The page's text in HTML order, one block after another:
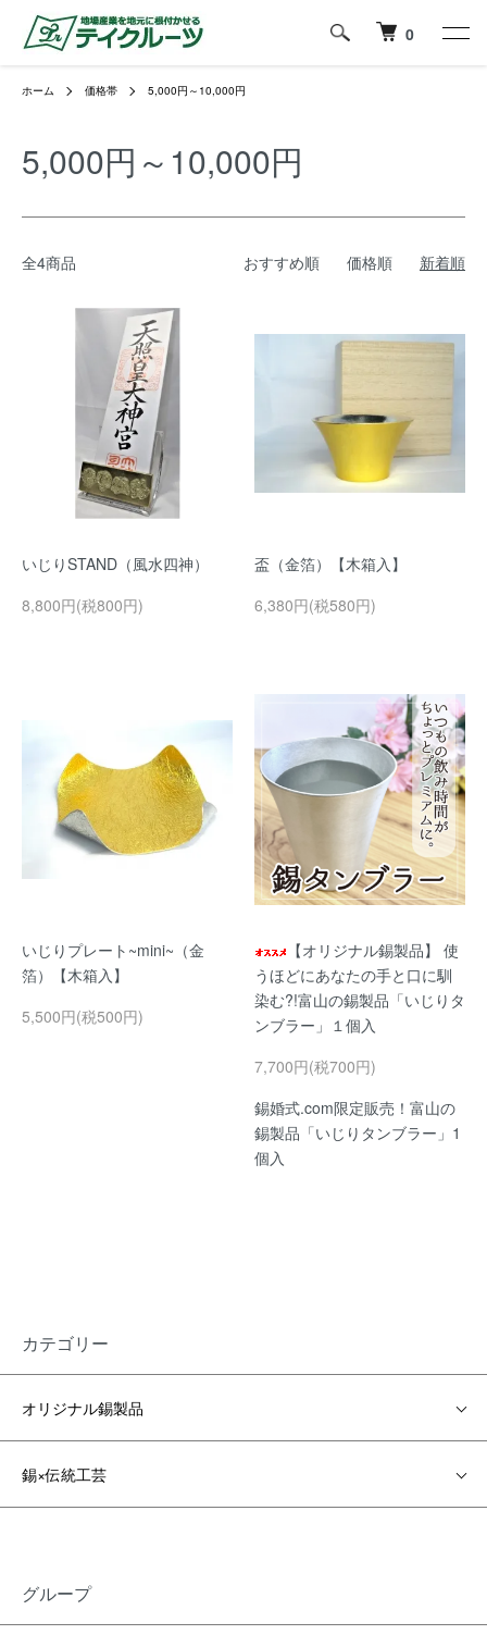
0
ホーム 価格帯 5,000円～10,000円
5,000円～10,000円
全4商品 おすすめ順 価格順 新着順
いじりSTAND（風水四神）
8,800円(税800円)
盃（金箔）【木箱入】
6,380円(税580円)
いじりプレート~mini~（金
箔）【木箱入】
5,500円(税500円)
【オリジナル錫製品】 使
うほどにあなたの手と口に馴
染む?!富山の錫製品「いじりタ
ンブラー」１個入
7,700円(税700円)
錫婚式.com限定販売！富山の
錫製品「いじりタンブラー」1
個入
カテゴリー
オリジナル錫製品
錫×伝統工芸
グループ